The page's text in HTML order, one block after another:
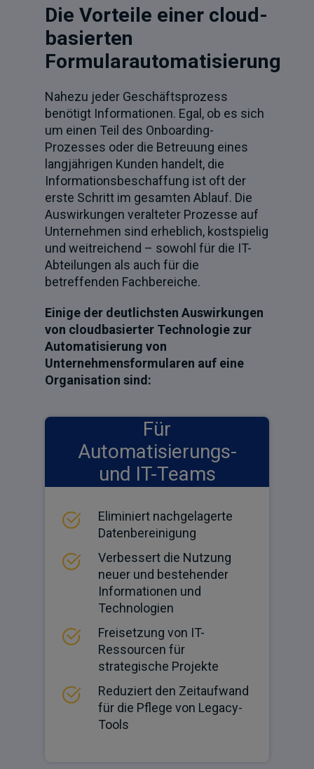
Die Vorteile einer cloud-
basierten
Formularautomatisierung
Nahezu jeder Geschäftsprozess
benötigt Informationen. Egal, ob es sich
um einen Teil des Onboarding-
Prozesses oder die Betreuung eines
langjährigen Kunden handelt, die
Informationsbeschaffung ist oft der
erste Schritt im gesamten Ablauf. Die
Auswirkungen veralteter Prozesse auf
Unternehmen sind erheblich, kostspielig
und weitreichend – sowohl für die IT-
Abteilungen als auch für die
betreffenden Fachbereiche.
Einige der deutlichsten Auswirkungen
von cloudbasierter Technologie zur
Automatisierung von
Unternehmensformularen auf eine
Organisation sind:
Für
Automatisierungs-
und IT-Teams
Eliminiert nachgelagerte
Datenbereinigung
Verbessert die Nutzung
neuer und bestehender
Informationen und
Technologien
Freisetzung von IT-
Ressourcen für
strategische Projekte
Reduziert den Zeitaufwand
für die Pflege von Legacy-
Tools